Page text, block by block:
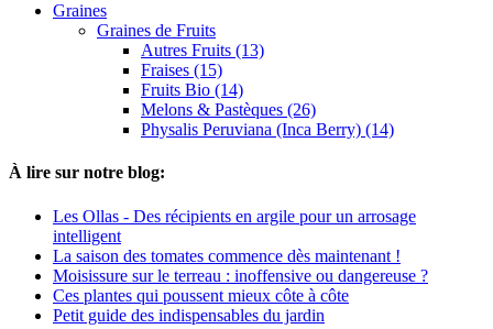
Graines
Graines de Fruits
Autres Fruits (13)
Fraises (15)
Fruits Bio (14)
Melons & Pastèques (26)
Physalis Peruviana (Inca Berry) (14)
À lire sur notre blog:
Les Ollas - Des récipients en argile pour un arrosage
intelligent
La saison des tomates commence dès maintenant !
Moisissure sur le terreau : inoffensive ou dangereuse ?
Ces plantes qui poussent mieux côte à côte
Petit guide des indispensables du jardin